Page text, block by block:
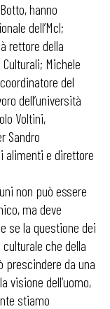
hanno
dell’Mcl;
rettore della
Michele
del
dell’università
Voltini,
Sandro
alimenti e direttore
non può essere
ma deve
se la questione dei
che della
prescindere da una
visione dell’uomo,
stiamo